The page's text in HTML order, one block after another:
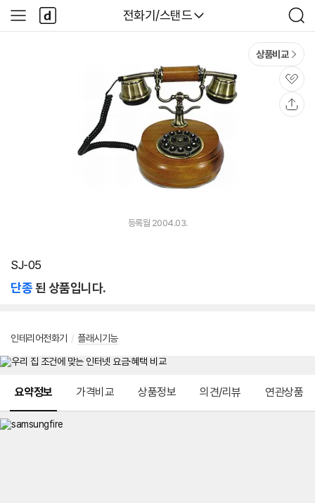
다나와
전화기/스탠드
검
색
사
이
다
나
와
상품비교
관
심
등록월 2004.03.
SJ-05
단종된 상품입니다.
인테리어전화기 / 플래시기능
요약정보 가격비교 상품정보 의견/리뷰 연관상품